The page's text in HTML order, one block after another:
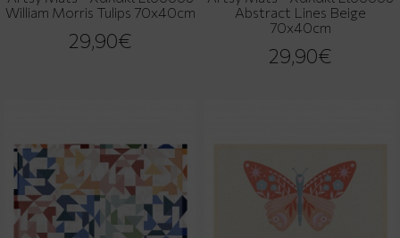
William Morris Tulips 70x40cm
29,90€
Abstract Lines Beige
70x40cm
29,90€